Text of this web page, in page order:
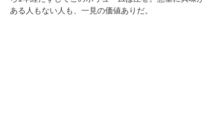
ある人もない人も、一見の価値ありだ。